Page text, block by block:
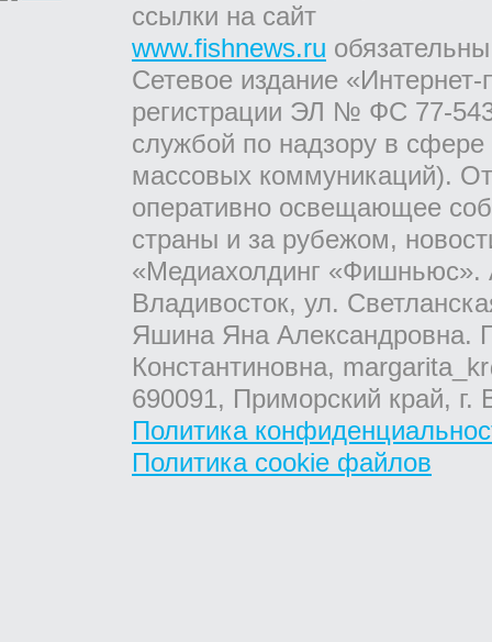
ссылки на сайт
www.fishnews.ru
Сетевое издание
регистрации ЭЛ № ФС 77-
службой по надзору в
массовых коммуникаций).
оперативно освещающее
страны и за рубежом,
«Медиахолдинг «Фишньюс».
Владивосток, ул.
Яшина Яна Александровна.
Константиновна,
690091, Приморский край,
Политика
Политика cookie файлов